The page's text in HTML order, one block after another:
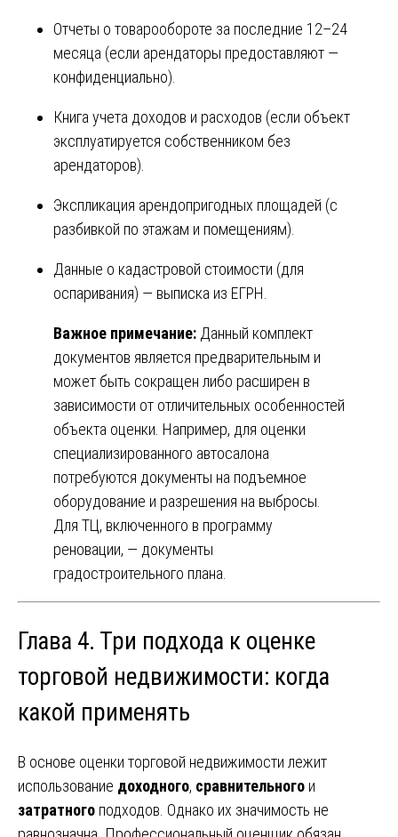
Отчеты о товарообороте за последние 12–24
месяца (если арендаторы предоставляют —
конфиденциально).
Книга учета доходов и расходов (если объект
эксплуатируется собственником без
арендаторов).
Экспликация арендопригодных площадей (с
разбивкой по этажам и помещениям).
Данные о кадастровой стоимости (для
оспаривания) — выписка из ЕГРН.
Важное примечание: Данный комплект
документов является предварительным и
может быть сокращен либо расширен в
зависимости от отличительных особенностей
объекта оценки. Например, для оценки
специализированного автосалона
потребуются документы на подъемное
оборудование и разрешения на выбросы.
Для ТЦ, включенного в программу
реновации, — документы
градостроительного плана.
Глава 4. Три подхода к оценке
торговой недвижимости: когда
какой применять
В основе оценки торговой недвижимости лежит
использование доходного, сравнительного и
затратного подходов. Однако их значимость не